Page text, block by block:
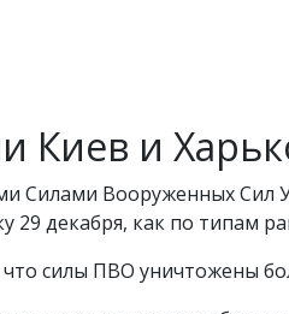
Киев и
Вооруженных Сил
29 декабря, как по типам
силы ПВО уничтожены